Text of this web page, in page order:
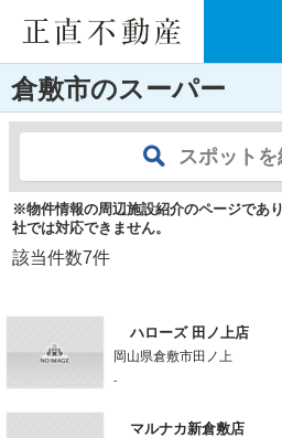
倉敷市のスーパー
スポット
※物件情報の周辺施設紹介のページであ
社では対応できません。
該当件数7件
ハローズ 田ノ上店
岡山県倉敷市田ノ上
-
マルナカ新倉敷店